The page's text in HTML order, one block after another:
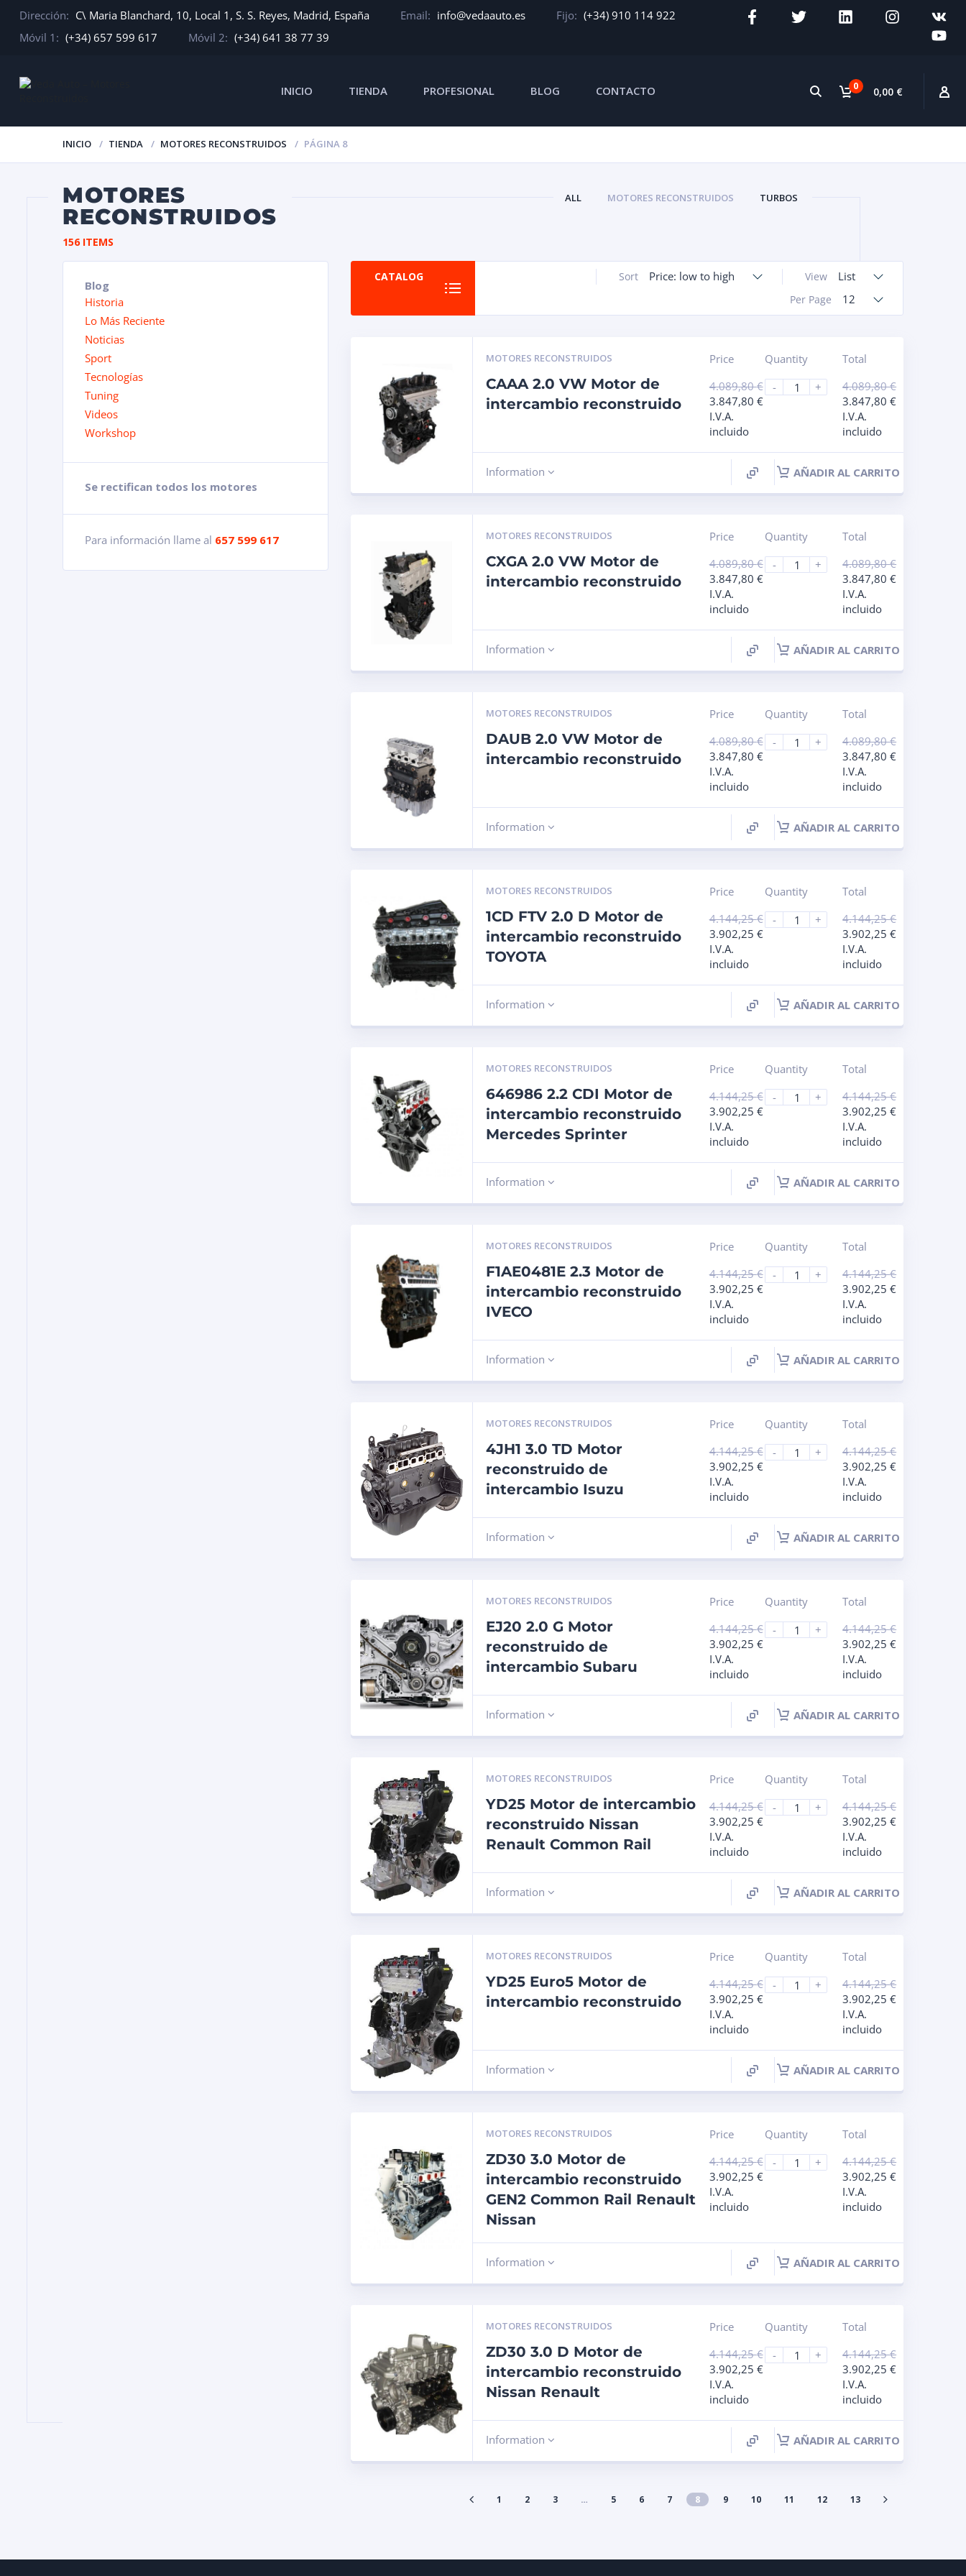
Dirección: C\ Maria Blanchard, 10, Local 1, S. S. Reyes, Madrid, España Email: info@vedaauto.es Fijo: (+34) 910 114 922
Móvil 1: (+34) 657 599 617 Móvil 2: (+34) 641 38 77 39
0 0,00 €
INICIO TIENDA PROFESIONAL BLOG CONTACTO
INICIO TIENDA MOTORES RECONSTRUIDOS PÁGINA 8
MOTORES
RECONSTRUIDOS
ALL MOTORES RECONSTRUIDOS TURBOS
156 ITEMS
Blog
Historia
Lo Más Reciente
Noticias
Sport
Tecnologías
Tuning
Videos
Workshop
Se rectifican todos los motores
Para información llame al 657 599 617
CATALOG View List
Sort Price: low to high
Per Page 12
MOTORES RECONSTRUIDOS
CAAA 2.0 VW Motor de
intercambio reconstruido
Price
4.089,80€
3.847,80 €
I.V.A.
incluido
Quantity
-
+
Total
4.089,80€
3.847,80€
I.V.A.
incluido
Information AÑADIR AL CARRITO
MOTORES RECONSTRUIDOS
CXGA 2.0 VW Motor de
intercambio reconstruido
Price
4.089,80€
3.847,80 €
I.V.A.
incluido
Quantity
-
+
Total
4.089,80€
3.847,80€
I.V.A.
incluido
Information AÑADIR AL CARRITO
MOTORES RECONSTRUIDOS
DAUB 2.0 VW Motor de
intercambio reconstruido
Price
4.089,80€
3.847,80 €
I.V.A.
incluido
Quantity
-
+
Total
4.089,80€
3.847,80€
I.V.A.
incluido
Information AÑADIR AL CARRITO
MOTORES RECONSTRUIDOS
1CD FTV 2.0 D Motor de
intercambio reconstruido
TOYOTA
Price
4.144,25€
3.902,25 €
I.V.A.
incluido
Quantity
-
+
Total
4.144,25€
3.902,25€
I.V.A.
incluido
Information AÑADIR AL CARRITO
MOTORES RECONSTRUIDOS
646986 2.2 CDI Motor de
intercambio reconstruido
Mercedes Sprinter
Price
4.144,25€
3.902,25 €
I.V.A.
incluido
Quantity
-
+
Total
4.144,25€
3.902,25€
I.V.A.
incluido
Information AÑADIR AL CARRITO
MOTORES RECONSTRUIDOS
F1AE0481E 2.3 Motor de
intercambio reconstruido
IVECO
Price
4.144,25€
3.902,25 €
I.V.A.
incluido
Quantity
-
+
Total
4.144,25€
3.902,25€
I.V.A.
incluido
Information AÑADIR AL CARRITO
MOTORES RECONSTRUIDOS
4JH1 3.0 TD Motor
reconstruido de
intercambio Isuzu
Price
4.144,25€
3.902,25 €
I.V.A.
incluido
Quantity
-
+
Total
4.144,25€
3.902,25€
I.V.A.
incluido
Information AÑADIR AL CARRITO
MOTORES RECONSTRUIDOS
EJ20 2.0 G Motor
reconstruido de
intercambio Subaru
Price
4.144,25€
3.902,25 €
I.V.A.
incluido
Quantity
-
+
Total
4.144,25€
3.902,25€
I.V.A.
incluido
Information AÑADIR AL CARRITO
MOTORES RECONSTRUIDOS
YD25 Motor de intercambio
reconstruido Nissan
Renault Common Rail
Price
4.144,25€
3.902,25 €
I.V.A.
incluido
Quantity
-
+
Total
4.144,25€
3.902,25€
I.V.A.
incluido
Information AÑADIR AL CARRITO
MOTORES RECONSTRUIDOS
YD25 Euro5 Motor de
intercambio reconstruido
Price
4.144,25€
3.902,25 €
I.V.A.
incluido
Quantity
-
+
Total
4.144,25€
3.902,25€
I.V.A.
incluido
Information AÑADIR AL CARRITO
MOTORES RECONSTRUIDOS
ZD30 3.0 Motor de
intercambio reconstruido
GEN2 Common Rail Renault
Nissan
Price
4.144,25€
3.902,25 €
I.V.A.
incluido
Quantity
-
+
Total
4.144,25€
3.902,25€
I.V.A.
incluido
Information AÑADIR AL CARRITO
MOTORES RECONSTRUIDOS
ZD30 3.0 D Motor de
intercambio reconstruido
Nissan Renault
Price
4.144,25€
3.902,25 €
I.V.A.
incluido
Quantity
-
+
Total
4.144,25€
3.902,25€
I.V.A.
incluido
Information AÑADIR AL CARRITO
1 2 3 … 5 6 7 8 9 10 11 12 13